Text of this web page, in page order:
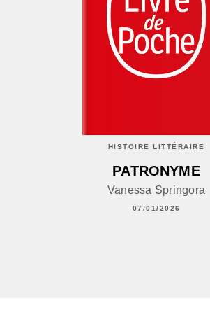
HISTOIRE LITTÉRAIRE
PATRONYME
Vanessa Springora
07/01/2026